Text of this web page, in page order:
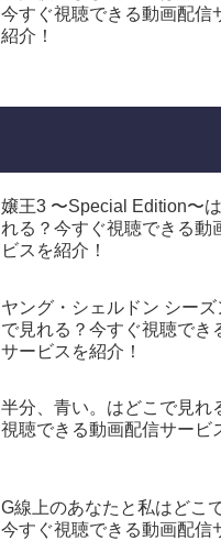
今すぐ視聴できる動画配信
紹介！
嬢王3 〜Special Edition〜
れる？今すぐ視聴できる動
ビスを紹介！
ヤング・シェルドン シーズ
で見れる？今すぐ視聴でき
サービスを紹介！
半分、青い。はどこで見れ
視聴できる動画配信サービ
G線上のあなたと私はどこ
今すぐ視聴できる動画配信